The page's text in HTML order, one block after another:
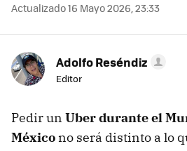
Actualizado 16 Mayo 2026, 23:33
Adolfo Reséndiz
Editor
Pedir un Uber durante el
México no será distinto a lo